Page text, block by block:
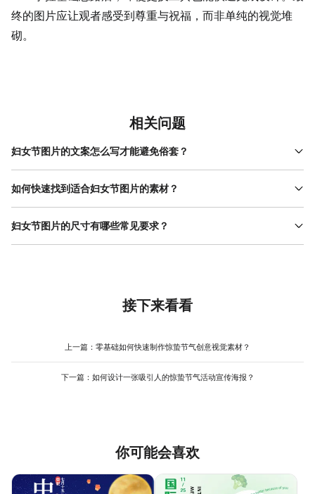
终的图片应让观者感受到尊重与祝福，而非单纯的视觉堆
砌。
相关问题
妇女节图片的文案怎么写才能避免俗套？
避免使用“节日快乐”“三八妇女节”等常见表述，可结合场景与受众特
点调整。例如面向职场女性的图片，可用“你的专业，是最好的勋
参考美图设计室的文案库，其模板中的文案均经过专业设计，覆盖
如何快速找到适合妇女节图片的素材？
可通过专业设计工具的素材库筛选，如美图设计室提供“妇女节”专题
分类，包含插画、图标、背景图等类型，支持按颜色、风格或关键
妇女节图片的尺寸有哪些常见要求？
尺寸需根据发布平台调整。社交媒体封面（如微信公众号首图）常
300dpi分辨率，尺寸根据实际需求调整（如A4纸为
210mm×297mm）。使用美图设计室制作时，可直接选择对应平
形或模糊。对于多平台发布的图片，可先制作最大尺寸版本，再通
接下来看看
上一篇： 零基础如何快速制作惊蛰节气创意视觉素材？
下一篇： 如何设计一张吸引人的惊蛰节气活动宣传海报？
你可能会喜欢